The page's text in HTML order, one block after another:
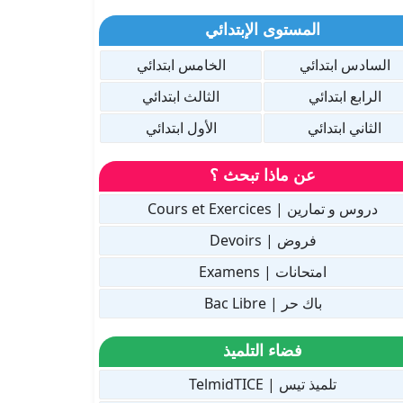
المستوى الإبتدائي
السادس ابتدائي
الخامس ابتدائي
الرابع ابتدائي
الثالث ابتدائي
الثاني ابتدائي
الأول ابتدائي
عن ماذا تبحث ؟
دروس و تمارين | Cours et Exercices
فروض | Devoirs
امتحانات | Examens
باك حر | Bac Libre
فضاء التلميذ
تلميذ تيس | TelmidTICE